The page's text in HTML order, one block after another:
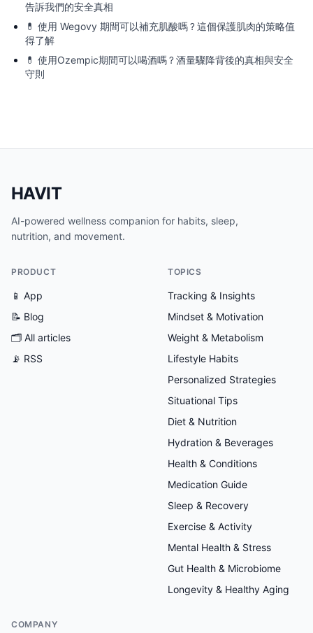
告訴我們的安全真相
💊 使用 Wegovy 期間可以補充肌酸嗎？這個保護肌肉的策略值
得了解
💊 使用Ozempic期間可以喝酒嗎？酒量驟降背後的真相與安全
守則
HAVIT
AI-powered wellness companion for habits, sleep,
nutrition, and movement.
PRODUCT
📱 App
📝 Blog
🗂 All articles
📡 RSS
TOPICS
Tracking & Insights
Mindset & Motivation
Weight & Metabolism
Lifestyle Habits
Personalized Strategies
Situational Tips
Diet & Nutrition
Hydration & Beverages
Health & Conditions
Medication Guide
Sleep & Recovery
Exercise & Activity
Mental Health & Stress
Gut Health & Microbiome
Longevity & Healthy Aging
COMPANY